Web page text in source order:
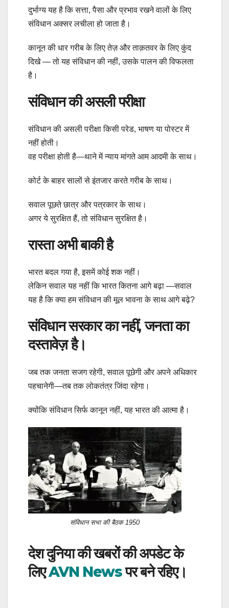
दुर्भाग्य यह है कि सत्ता, पैसा और प्रभाव रखने वालों के लिए
संविधान अक्सर लचीला हो जाता है।
कानून की धार गरीब के लिए तेज़ और ताक़तवर के लिए कुंद
दिखे — तो यह संविधान की नहीं, उसके पालन की विफलता
है।
संविधान की असली परीक्षा
संविधान की असली परीक्षा किसी परेड, भाषण या पोस्टर में
नहीं होती।
वह परीक्षा होती है—थाने में न्याय मांगते आम आदमी के साथ।
कोर्ट के बाहर सालों से इंतजार करते गरीब के साथ।
सवाल पूछते छात्र और पत्रकार के साथ।
अगर ये सुरक्षित हैं, तो संविधान सुरक्षित है।
रास्ता अभी बाकी है
भारत बदल गया है, इसमें कोई शक नहीं।
लेकिन सवाल यह नहीं कि भारत कितना आगे बढ़ा —सवाल
यह है कि क्या हम संविधान की मूल भावना के साथ आगे बढ़े?
संविधान सरकार का नहीं, जनता का
दस्तावेज़ है।
जब तक जनता सजग रहेगी, सवाल पूछेगी और अपने अधिकार
पहचानेगी—तब तक लोकतंत्र जिंदा रहेगा।
क्योंकि संविधान सिर्फ कानून नहीं, यह भारत की आत्मा है।
संविधान सभा की बैठक 1950
देश दुनिया की खबरों की अपडेट के
लिएAVN Newsपर बने रहिए।